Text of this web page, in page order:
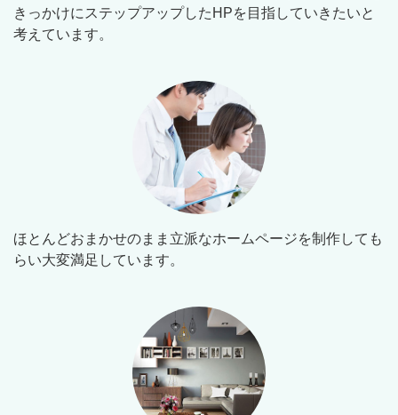
きっかけにステップアップしたHPを目指していきたいと
考えています。
ほとんどおまかせのまま立派なホームページを制作しても
らい大変満足しています。